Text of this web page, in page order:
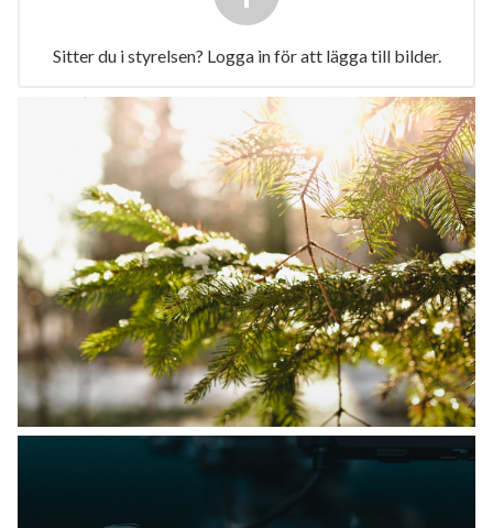
Sitter du i styrelsen? Logga in för att lägga till bilder.